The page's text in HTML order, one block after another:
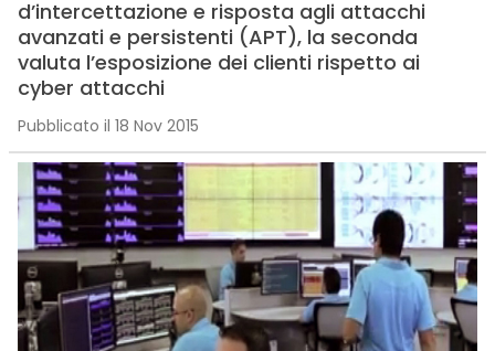
d’intercettazione e risposta agli attacchi
avanzati e persistenti (APT), la seconda
valuta l’esposizione dei clienti rispetto ai
cyber attacchi
Pubblicato il 18 Nov 2015